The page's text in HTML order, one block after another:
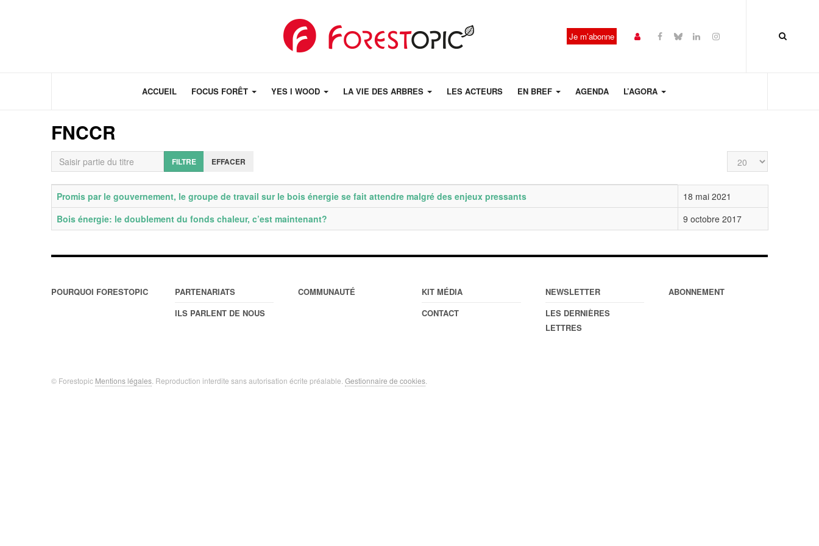
Je m’abonne
ACCUEIL FOCUS FORÊT YES I WOOD LA VIE DES ARBRES LES ACTEURS EN BREF AGENDA L’AGORA
FNCCR
Saisir partie du titre FILTRE EFFACER Affichage #
Titre Date de publication
Promis par le gouvernement, le groupe de travail sur le bois énergie se fait attendre malgré des enjeux pressants
18 mai 2021
Bois énergie: le doublement du fonds chaleur, c’est maintenant?
9 octobre 2017
POURQUOI FORESTOPIC
PARTENARIATS
ILS PARLENT DE NOUS
COMMUNAUTÉ
KIT MÉDIA
CONTACT
NEWSLETTER
LES DERNIÈRES
LETTRES
ABONNEMENT
© Forestopic Mentions légales . Reproduction interdite sans autorisation écrite préalable. Gestionnaire de cookies